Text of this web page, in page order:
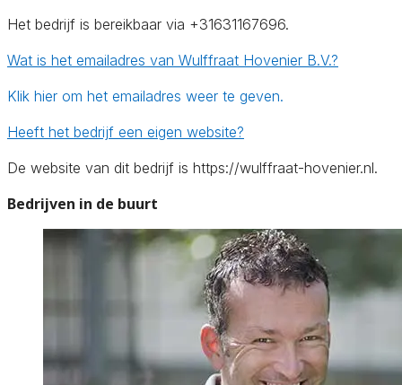
Het bedrijf is bereikbaar via +31631167696.
Wat is het emailadres van Wulffraat Hovenier B.V.?
Klik hier om het emailadres weer te geven.
Heeft het bedrijf een eigen website?
De website van dit bedrijf is https://wulffraat-hovenier.nl.
Bedrijven in de buurt